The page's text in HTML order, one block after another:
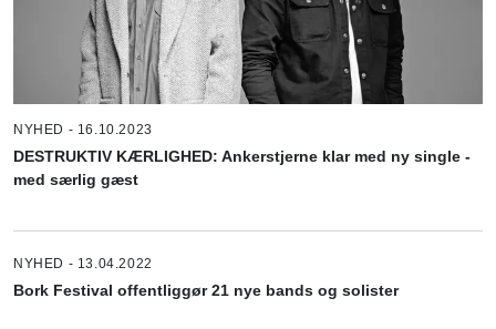
NYHED - 16.10.2023
DESTRUKTIV KÆRLIGHED: Ankerstjerne klar med ny single -
med særlig gæst
NYHED - 13.04.2022
Bork Festival offentliggør 21 nye bands og solister